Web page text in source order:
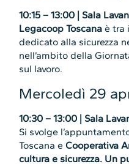
10:15 – 13:00 | Sala
Legacoop Toscana è tra
dedicato alla sicurezza
nell’ambito della
sul lavoro.
Mercoledì 29
10:30 – 13:00 | Sala
Si svolge
Toscana eCooperativa
cultura e sicurezza. Un